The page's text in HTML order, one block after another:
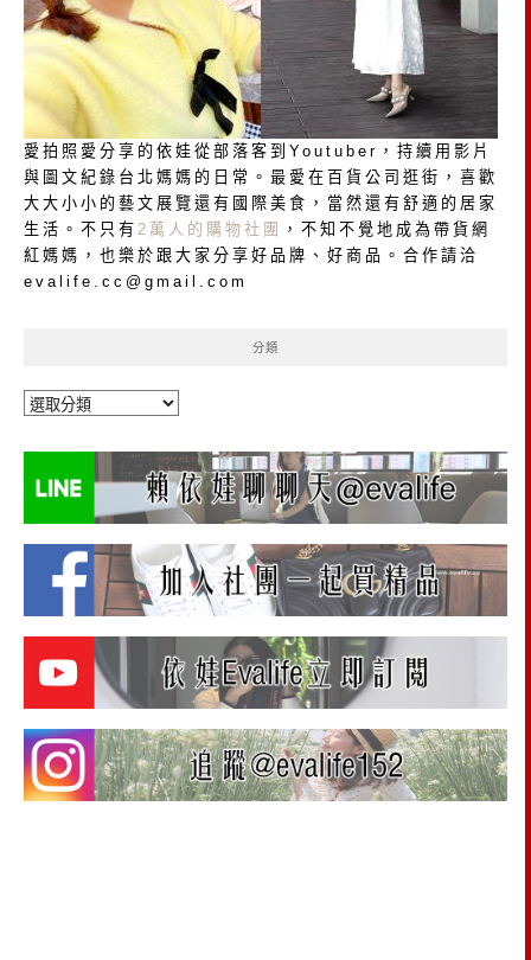
愛拍照愛分享的依娃從部落客到Youtuber，持續用影片
與圖文紀錄台北媽媽的日常。最愛在百貨公司逛街，喜歡
大大小小的藝文展覽還有國際美食，當然還有舒適的居家
生活。不只有 2萬人的購物社團
，不知不覺地成為帶貨網
紅媽媽，也樂於跟大家分享好品牌、好商品。合作請洽
evalife.cc@gmail.com
分類
分